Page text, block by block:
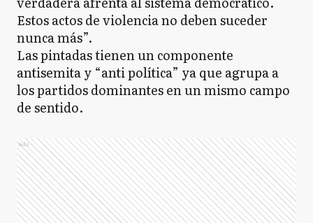
Estos actos de violencia no deben suceder
nunca más”.
Las pintadas tienen un componente
antisemita y “anti política” ya que agrupa a
los partidos dominantes en un mismo campo
de sentido.
Ads